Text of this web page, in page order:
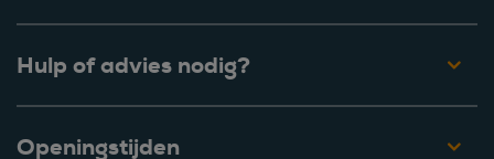
Hulp of advies nodig?
Openingstijden